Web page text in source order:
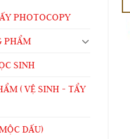
PHOTOCOPY
PHẨM
SINH
( VỆ SINH - TẨY
DẤU)